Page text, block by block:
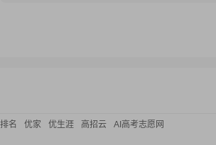
名 优家 优生涯 高招云 AI高考志愿网